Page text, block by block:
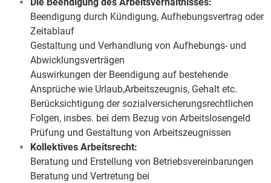
Beendigung durch Kündigung, Aufhebungsvertrag oder
Zeitablauf
Gestaltung und Verhandlung von Aufhebungs- und
Abwicklungsverträgen
Auswirkungen der Beendigung auf bestehende
Ansprüche wie Urlaub,Arbeitszeugnis, Gehalt etc.
Berücksichtigung der sozialversicherungsrechtlichen
Folgen, insbes. bei dem Bezug von Arbeitslosengeld
Prüfung und Gestaltung von Arbeitszeugnissen
Kollektives Arbeitsrecht:
Beratung und Erstellung von Betriebsvereinbarungen
Beratung und Vertretung bei